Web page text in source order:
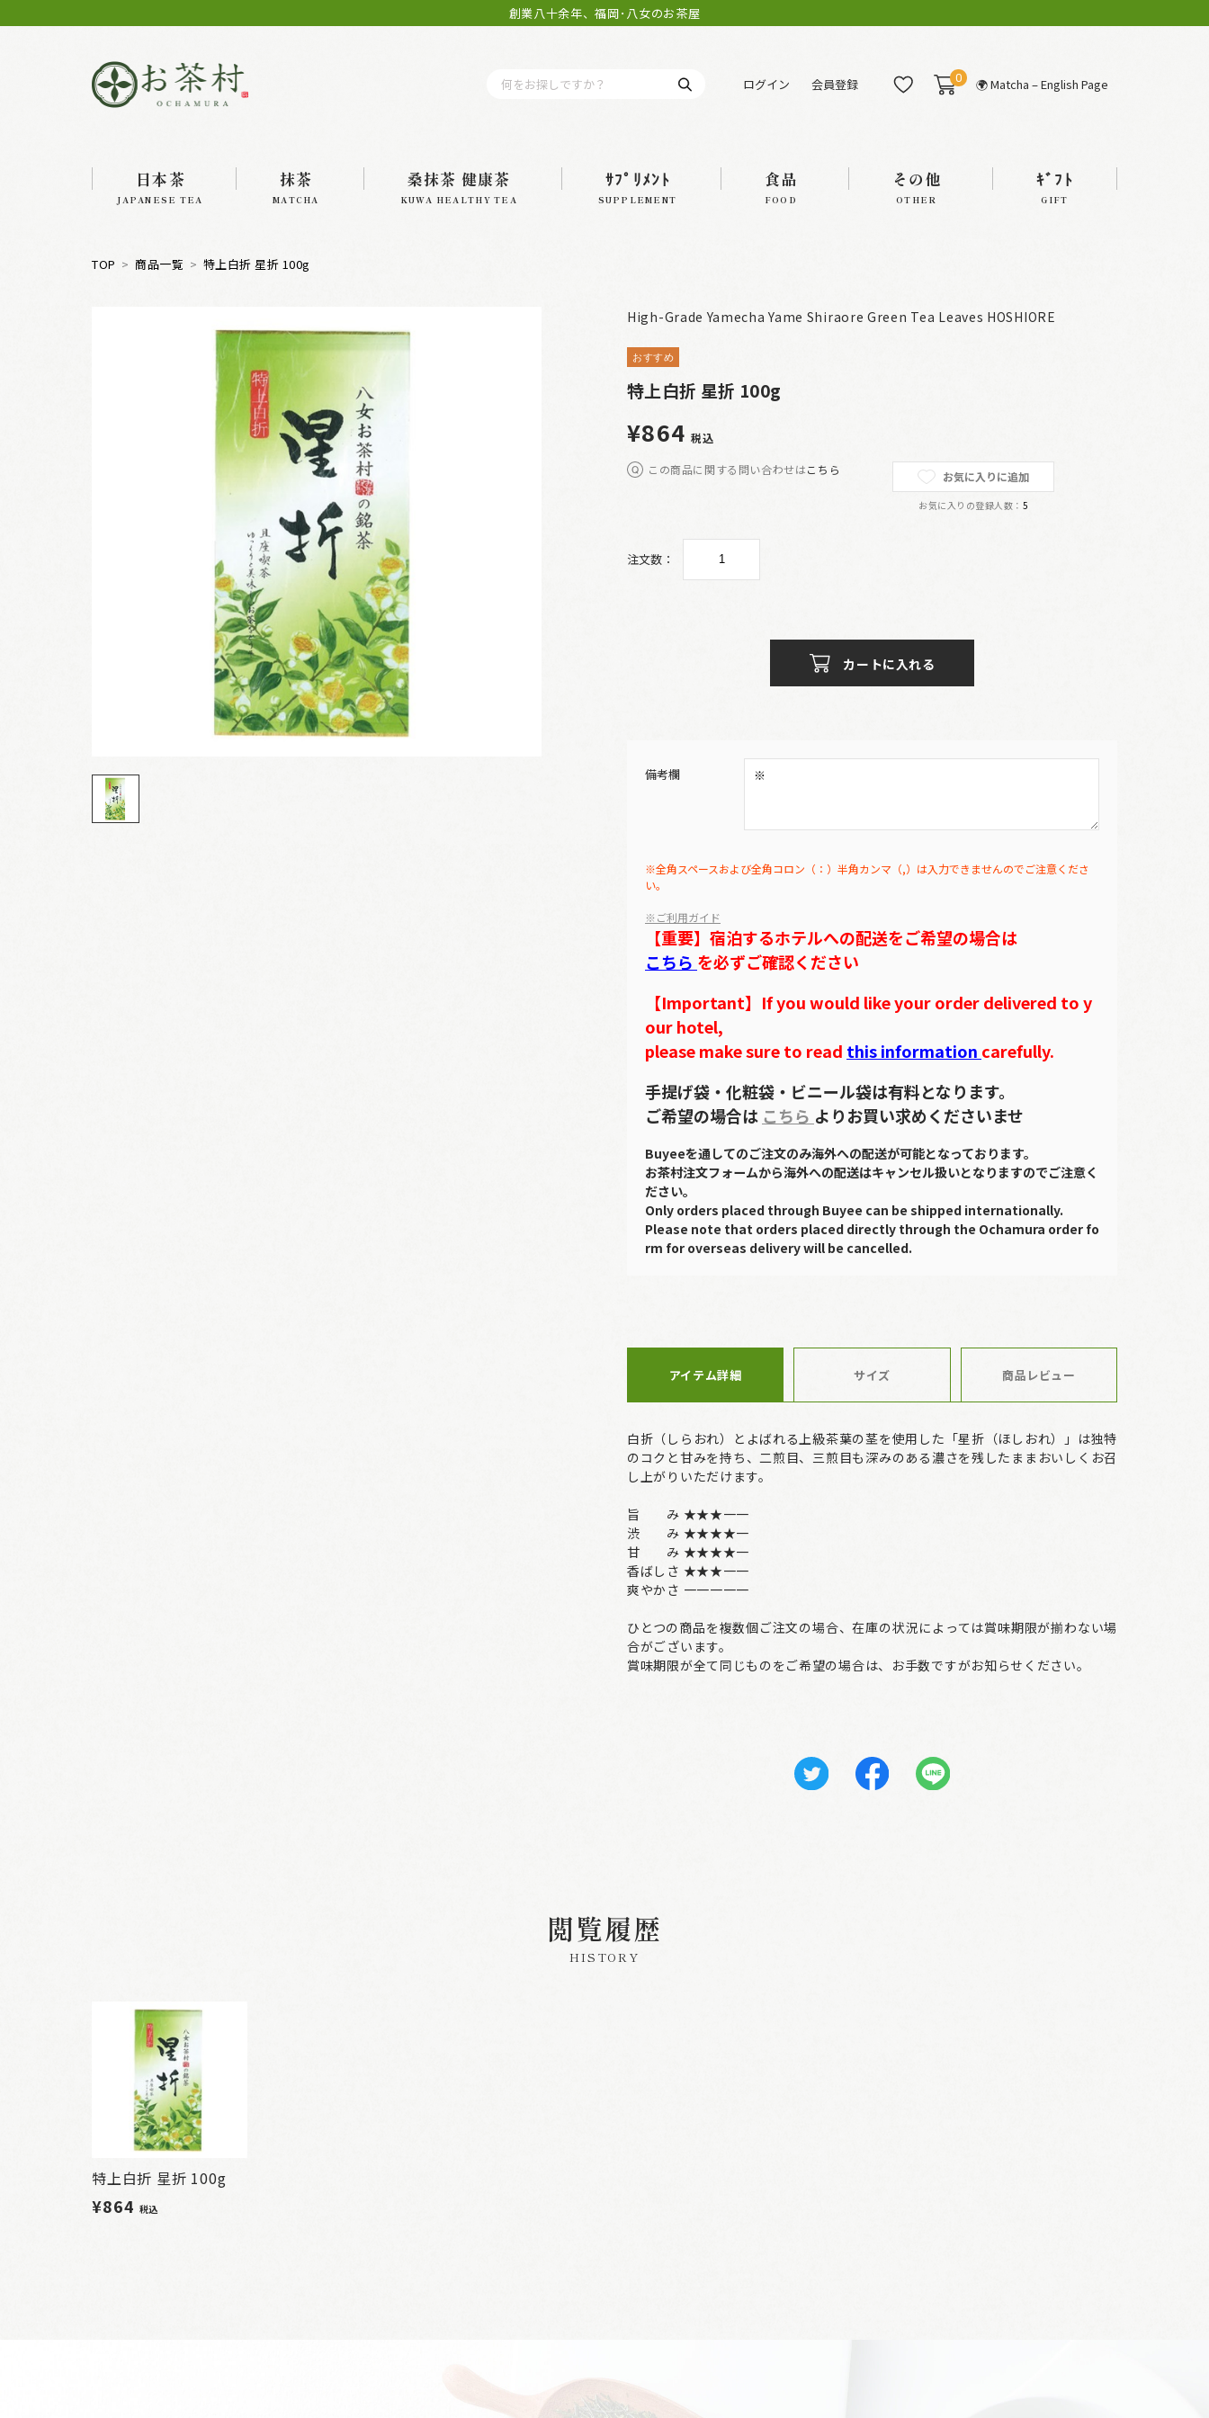
創業八十余年、福岡･八女のお茶屋
ログイン 会員登録 0 🌍 Matcha – English Page
日本茶
JAPANESE TEA
抹茶
MATCHA
桑抹茶 健康茶
KUWA HEALTHY TEA
ｻﾌﾟﾘﾒﾝﾄ
SUPPLEMENT
食品
FOOD
その他
OTHER
ｷﾞﾌﾄ
GIFT
TOP 商品一覧 特上白折 星折 100g
High-Grade Yamecha Yame Shiraore Green Tea Leaves HOSHIORE
おすすめ
特上白折 星折 100g
¥864 税込
この商品に関する問い合わせはこちら お気に入りに追加
お気に入りの登録人数： 5
注文数：
カートに入れる
備考欄
※全角スペースおよび全角コロン（：）半角カンマ（,）は入力できませんのでご注意くださ
い。
※ご利用ガイド
【重要】宿泊するホテルへの配送をご希望の場合は
こちら を必ずご確認ください
【Important】If you would like your order delivered to y
our hotel,
please make sure to read this information carefully.
手提げ袋・化粧袋・ビニール袋は有料となります。
ご希望の場合は こちら よりお買い求めくださいませ
Buyeeを通してのご注文のみ海外への配送が可能となっております。
お茶村注文フォームから海外への配送はキャンセル扱いとなりますのでご注意く
ださい。
Only orders placed through Buyee can be shipped internationally.
Please note that orders placed directly through the Ochamura order fo
rm for overseas delivery will be cancelled.
アイテム詳細 サイズ 商品レビュー
白折（しらおれ）とよばれる上級茶葉の茎を使用した「星折（ほしおれ）」は独特
のコクと甘みを持ち、二煎目、三煎目も深みのある濃さを残したままおいしくお召
し上がりいただけます。
旨 み ★★★一一
渋 み ★★★★一
甘 み ★★★★一
香ばしさ ★★★一一
爽やかさ 一一一一一
ひとつの商品を複数個ご注文の場合、在庫の状況によっては賞味期限が揃わない場
合がございます。
賞味期限が全て同じものをご希望の場合は、お手数ですがお知らせください。
閲覧履歴
HISTORY
特上白折 星折 100g
¥864 税込